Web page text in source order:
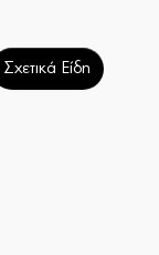
Σχετικά Είδη